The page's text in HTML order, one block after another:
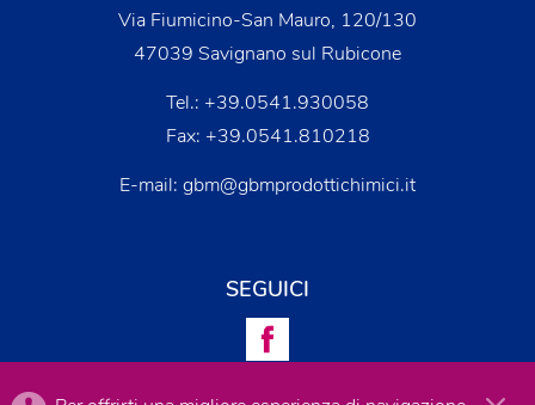
Via Fiumicino-San Mauro, 120/130
47039 Savignano sul Rubicone
Tel.: +39.0541.930058
Fax: +39.0541.810218
E-mail: gbm@gbmprodottichimici.it
SEGUICI